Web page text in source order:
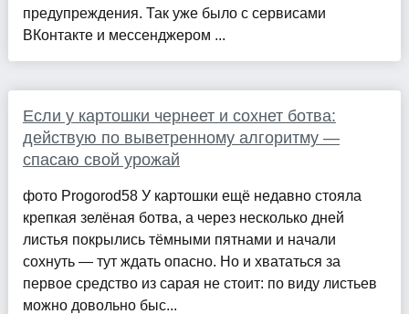
предупреждения. Так уже было с сервисами
ВКонтакте и мессенджером ...
Если у картошки чернеет и сохнет ботва:
действую по выветренному алгоритму —
спасаю свой урожай
фото Progorod58 У картошки ещё недавно стояла
крепкая зелёная ботва, а через несколько дней
листья покрылись тёмными пятнами и начали
сохнуть — тут ждать опасно. Но и хвататься за
первое средство из сарая не стоит: по виду листьев
можно довольно быс...